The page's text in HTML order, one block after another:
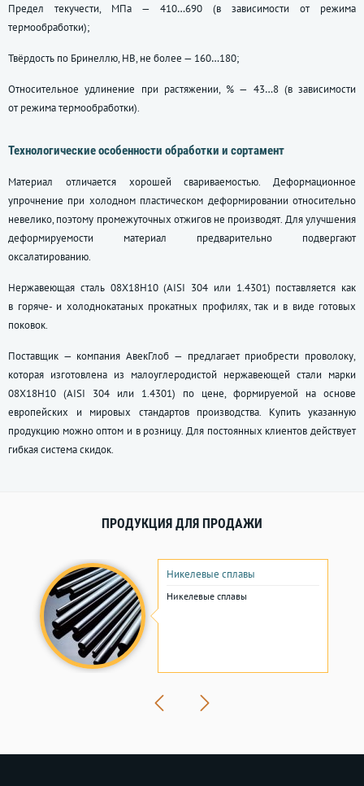
Предел текучести, МПа — 410…690 (в зависимости от режима
термообработки);
Твёрдость по Бринеллю, НВ, не более — 160…180;
Относительное удлинение при растяжении, % — 43…8 (в зависимости
от режима термообработки).
Технологические особенности обработки и сортамент
Материал отличается хорошей свариваемостью. Деформационное
упрочнение при холодном пластическом деформировании относительно
невелико, поэтому промежуточных отжигов не производят. Для улучшения
деформируемости материал предварительно подвергают
оксалатированию.
Нержавеющая сталь 08Х18Н10 (AISI 304 или 1.4301) поставляется как
в горяче- и холоднокатаных прокатных профилях, так и в виде готовых
поковок.
Поставщик — компания АвекГлоб — предлагает приобрести проволоку,
которая изготовлена из малоуглеродистой нержавеющей стали марки
08Х18Н10 (AISI 304 или 1.4301) по цене, формируемой на основе
европейских и мировых стандартов производства. Купить указанную
продукцию можно оптом и в розницу. Для постоянных клиентов действует
гибкая система скидок.
ПРОДУКЦИЯ ДЛЯ ПРОДАЖИ
Никелевые сплавы
Никелевые сплавы